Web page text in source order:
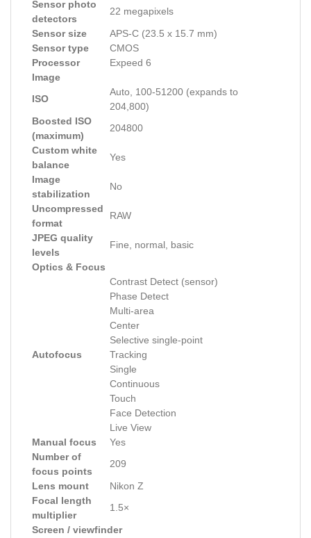
Sensor photo
detectors
22 megapixels
Sensor size
APS-C (23.5 x 15.7 mm)
Sensor type
CMOS
Processor
Expeed 6
Image
ISO
Auto, 100-51200 (expands to
204,800)
Boosted ISO
(maximum)
204800
Custom white
balance
Yes
Image
stabilization
No
Uncompressed
format
RAW
JPEG quality
levels
Fine, normal, basic
Optics & Focus
Autofocus
Contrast Detect (sensor)
Phase Detect
Multi-area
Center
Selective single-point
Tracking
Single
Continuous
Touch
Face Detection
Live View
Manual focus
Yes
Number of
focus points
209
Lens mount
Nikon Z
Focal length
multiplier
1.5×
Screen / viewfinder